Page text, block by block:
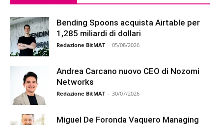
Bending Spoons acquista Airtable per
1,285 miliardi di dollari
Redazione BitMAT - 05/08/2026
Andrea Carcano nuovo CEO di Nozomi
Networks
Redazione BitMAT - 30/07/2026
Miguel De Foronda Vaquero Managing